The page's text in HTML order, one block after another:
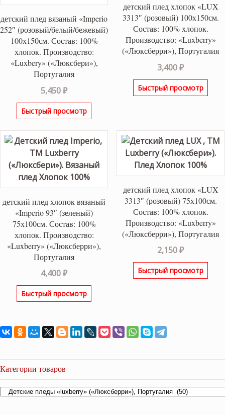
детский плед вязаный «Imperio
252″ (розовый/белый/бежевый)
100х150см. Состав: 100%
хлопок. Производство:
«Luxbery» («Люксбери»),
Португалия
5,450₽
Быстрый просмотр
детский плед хлопок «LUX
3313″ (розовый) 100х150см.
Состав: 100% хлопок.
Производство: «Luxberry»
(«Люксберри»), Португалия
3,400₽
Быстрый просмотр
детский плед хлопок вязаный
«Imperio 93″ (зеленый)
75х100см. Состав: 100%
хлопок. Производство:
«Luxberry» («Люксберри»),
Португалия
4,400₽
Быстрый просмотр
детский плед хлопок «LUX
3313″ (розовый) 75х100см.
Состав: 100% хлопок.
Производство: «Luxberry»
(«Люксберри»), Португалия
2,150₽
Быстрый просмотр
Категории товаров